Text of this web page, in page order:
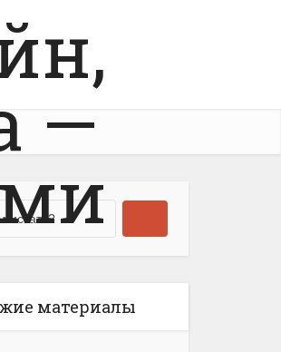
материалы